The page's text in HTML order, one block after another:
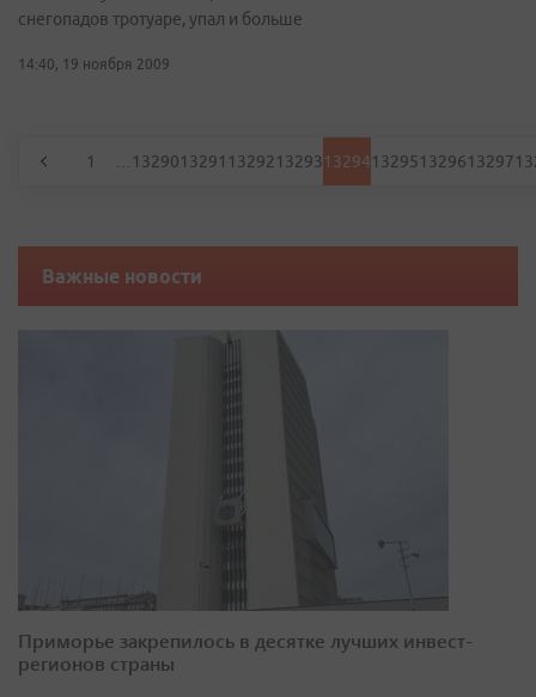
снегопадов тротуаре, упал и больше
14:40, 19 ноября 2009
1 … 1329013291 132921329313294132951329613297
Важные новости
Приморье закрепилось в десятке лучших инвест-
регионов страны